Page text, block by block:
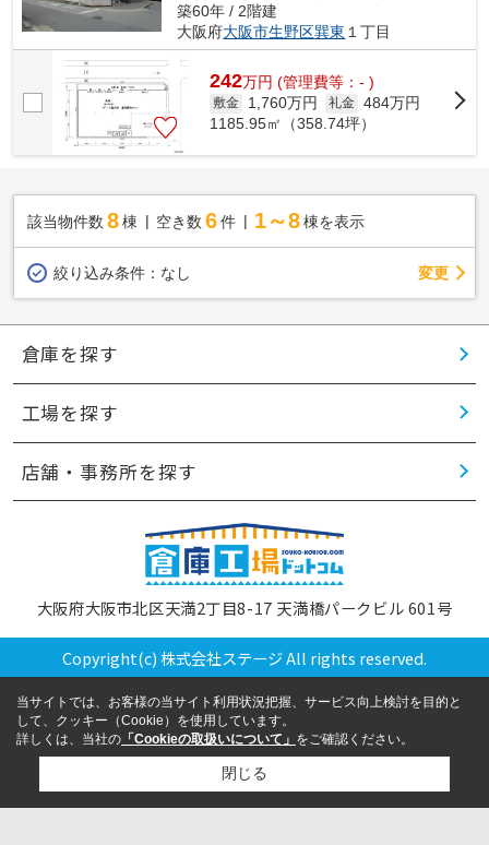
築60年 / 2階建
大阪府大阪市生野区巽東 １丁目
242万円 (管理費等：- )
敷金 1,760万円 礼金 484万円
1185.95㎡（358.74坪）
該当物件数 8棟 空き数 6 件 1～8 棟を表示
絞り込み条件： なし 変更
倉庫を探す
工場を探す
店舗・事務所を探す
大阪府大阪市北区天満2丁目8-17 天満橋パークビル 601号
Copyright(c) 株式会社ステージ All rights reserved.
当サイトでは、お客様の当サイト利用状況把握、サービス向上検討を目的と
して、クッキー（Cookie）を使用しています。
詳しくは、当社の 「Cookieの取扱いについて」 をご確認ください。
閉じる